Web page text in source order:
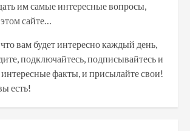
им самые интересные вопросы,
сайте…
вам будет интересно каждый день,
подключайтесь, подписывайтесь и
факты, и присылайте свои!
есть!